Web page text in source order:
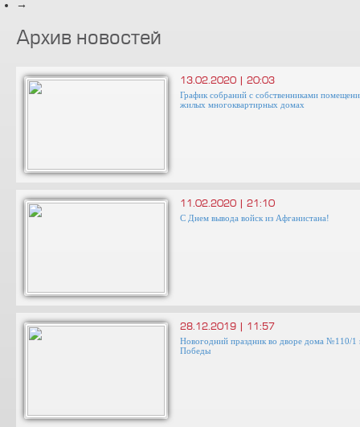
→
Архив новостей
13.02.2020 | 20:03
График собраний с собственниками
жилых многоквартирных домах
11.02.2020 | 21:10
С Днем вывода войск из Афганистана!
28.12.2019 | 11:57
Новогодний праздник во дворе дома №110/1
Победы